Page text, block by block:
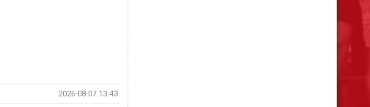
2026-08-07 13:43